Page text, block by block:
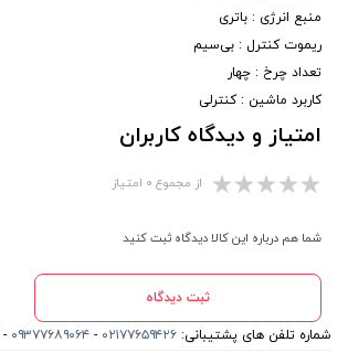
منبع انرژی : باتری
ریموت کنترل : بی‌سیم
تعداد چرخ : چهار
کاربرد ماشین : کنترلی
امتیاز و دیدگاه کاربران
از مجموع ۰ امتیاز
شما هم درباره این کالا دیدگاه ثبت کنید
ثبت دیدگاه
شماره تلفن های پشتیبانی: ۰۲۱۷۷۶۵۹۴۲۶ - ۰۹۳۷۷۶۸۹۰۶۴ -